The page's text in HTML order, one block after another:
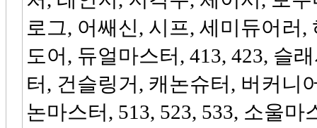
로그, 어쌔신, 시프, 세미듀어러
도어, 듀얼마스터, 413, 423, 슬
터, 건슬링거, 캐논슈터, 버커니
논마스터, 513, 523, 533, 소울